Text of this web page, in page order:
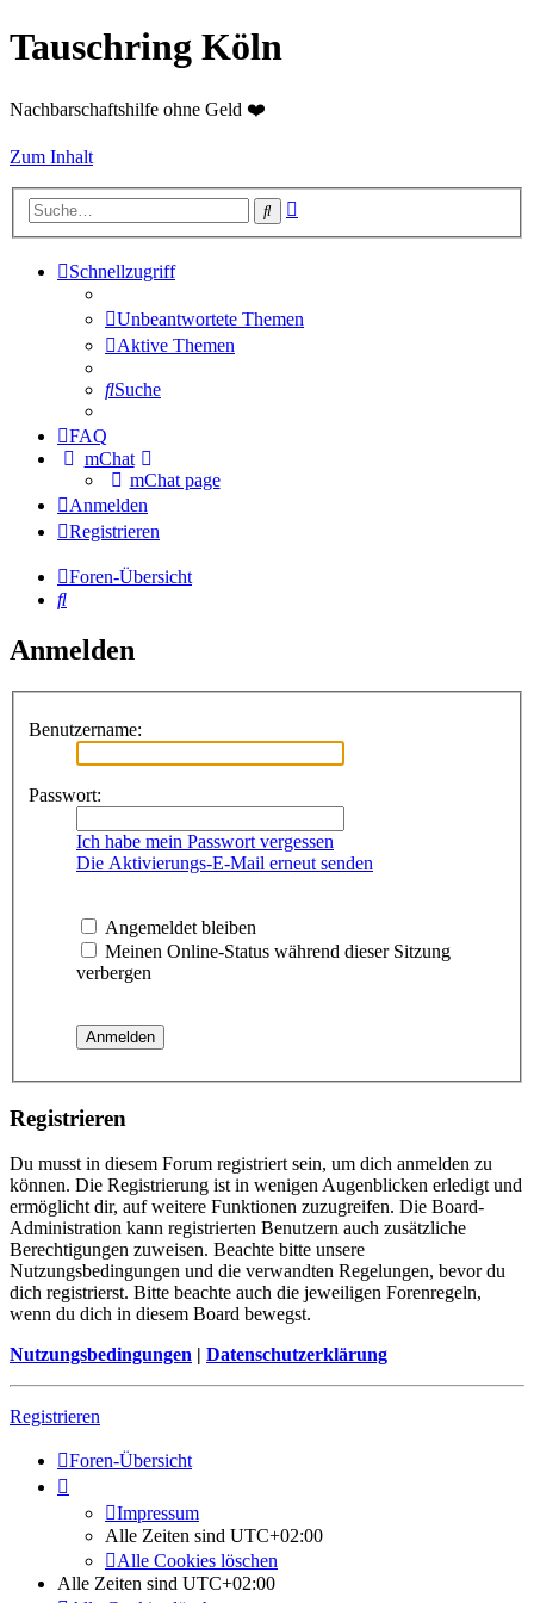
Tauschring Köln
Nachbarschaftshilfe ohne Geld ❤️
Zum Inhalt
Suche
Schnellzugriff
Unbeantwortete Themen
Aktive Themen
Suche
FAQ
mChat
mChat page
Anmelden
Registrieren
Foren-Übersicht
Suche
Anmelden
Benutzername:
Passwort:
Ich habe mein Passwort vergessen
Die Aktivierungs-E-Mail erneut senden
Angemeldet bleiben
Meinen Online-Status während dieser Sitzung
verbergen
Registrieren
Du musst in diesem Forum registriert sein, um dich anmelden zu
können. Die Registrierung ist in wenigen Augenblicken erledigt und
ermöglicht dir, auf weitere Funktionen zuzugreifen. Die Board-
Administration kann registrierten Benutzern auch zusätzliche
Berechtigungen zuweisen. Beachte bitte unsere
Nutzungsbedingungen und die verwandten Regelungen, bevor du
dich registrierst. Bitte beachte auch die jeweiligen Forenregeln,
wenn du dich in diesem Board bewegst.
Nutzungsbedingungen | Datenschutzerklärung
Registrieren
Foren-Übersicht
Impressum
Alle Zeiten sind UTC+02:00
Alle Cookies löschen
Alle Zeiten sind UTC+02:00